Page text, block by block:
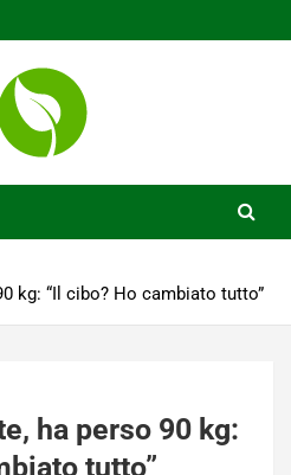
kg: “Il cibo? Ho cambiato tutto”
ha perso 90 kg:
tutto”